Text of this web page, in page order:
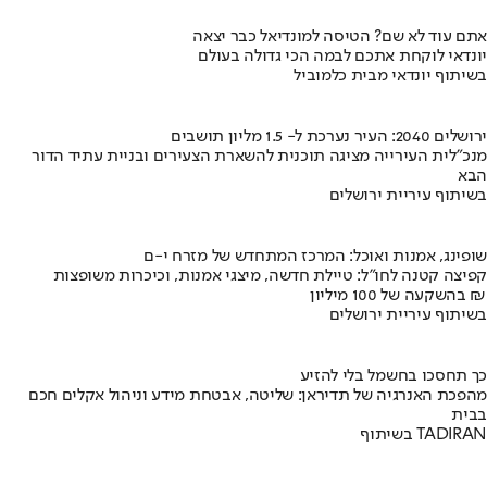
אתם עוד לא שם? הטיסה למונדיאל כבר יצאה
יונדאי לוקחת אתכם לבמה הכי גדולה בעולם
בשיתוף יונדאי מבית כלמוביל
ירושלים 2040: העיר נערכת ל- 1.5 מליון תושבים
מנכ"לית העירייה מציגה תוכנית להשארת הצעירים ובניית עתיד הדור
הבא
בשיתוף עיריית ירושלים
שופינג, אמנות ואוכל: המרכז המתחדש של מזרח י-ם
קפיצה קטנה לחו"ל: טיילת חדשה, מיצגי אמנות, וכיכרות משופצות
בהשקעה של 100 מיליון ₪
בשיתוף עיריית ירושלים
כך תחסכו בחשמל בלי להזיע
מהפכת האנרגיה של תדיראן: שליטה, אבטחת מידע וניהול אקלים חכם
בבית
בשיתוף TADIRAN